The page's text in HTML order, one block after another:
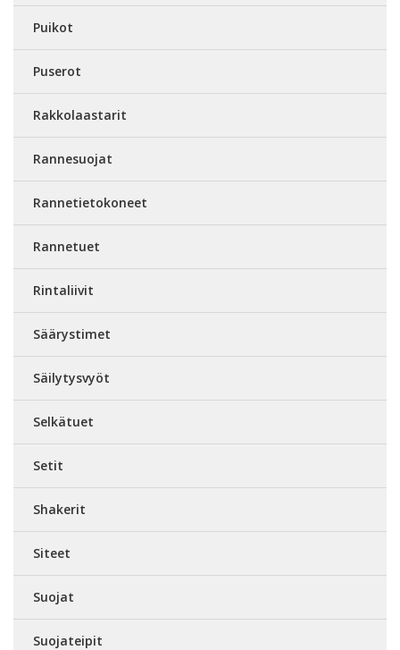
Puikot
Puserot
Rakkolaastarit
Rannesuojat
Rannetietokoneet
Rannetuet
Rintaliivit
Säärystimet
Säilytysvyöt
Selkätuet
Setit
Shakerit
Siteet
Suojat
Suojateipit